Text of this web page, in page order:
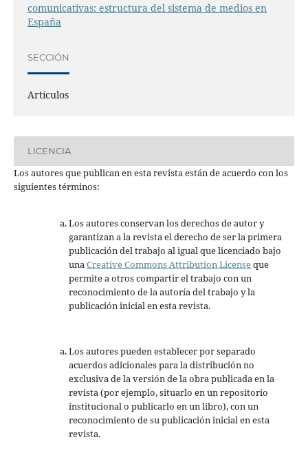
comunicativas: estructura del sistema de medios en
España
SECCIÓN
Artículos
LICENCIA
Los autores que publican en esta revista están de acuerdo con los
siguientes términos:
Los autores conservan los derechos de autor y
garantizan a la revista el derecho de ser la primera
publicación del trabajo al igual que licenciado bajo
unaCreative Commons Attribution Licenseque
permite a otros compartir el trabajo con un
reconocimiento de la autoría del trabajo y la
publicación inicial en esta revista.
Los autores pueden establecer por separado
acuerdos adicionales para la distribución no
exclusiva de la versión de la obra publicada en la
revista (por ejemplo, situarlo en un repositorio
institucional o publicarlo en un libro), con un
reconocimiento de su publicación inicial en esta
revista.